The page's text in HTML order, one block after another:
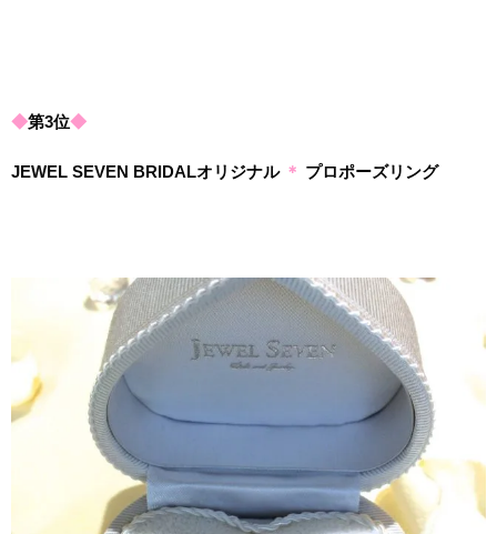
◆第3位◆
JEWEL SEVEN BRIDALオリジナル ＊ プロポーズリング